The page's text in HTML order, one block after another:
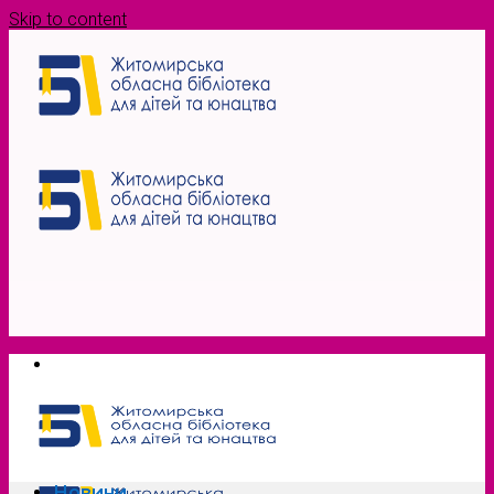
Skip to content